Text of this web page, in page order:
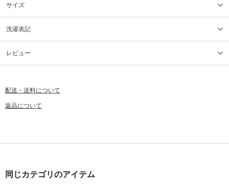
サイズ
洗濯表記
レビュー
配送・送料について
返品について
同じカテゴリのアイテム